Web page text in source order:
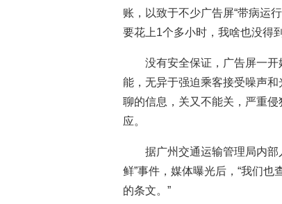
账，以致于不少广告屏“带病运
要花上1个多小时，我啥也没得
没有安全保证，广告屏一开
能，无异于强迫乘客接受噪声
聊的信息，关又不能关，严重侵
应。
据广州交通运输管理局内部
鲜”事件，媒体曝光后，“我们
的条文。”